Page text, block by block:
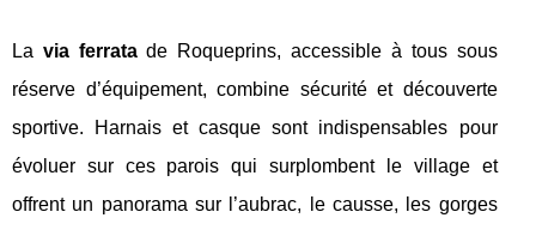
La via ferratade Roqueprins, accessible à tous sous
réserve d’équipement, combine sécurité et découverte
sportive. Harnais et casque sont indispensables pour
évoluer sur ces parois qui surplombent le village et
offrent un panorama sur l’aubrac, le causse, les gorges